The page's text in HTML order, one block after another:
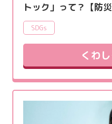
トック」って？【防
SDGs
くわ